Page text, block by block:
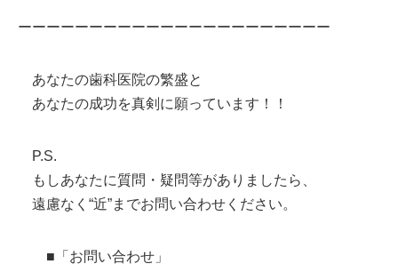
ーーーーーーーーーーーーーーーーーーーーーー
あなたの歯科医院の繁盛と
あなたの成功を真剣に願っています！！
P.S.
もしあなたに質問・疑問等がありましたら、
遠慮なく“近”までお問い合わせください。
■「お問い合わせ」